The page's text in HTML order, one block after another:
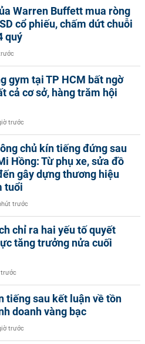
Warren Buffett mua ròng
cổ phiếu, chấm dứt chuỗi
quý
gym tại TP HCM bất ngờ
cả cơ sở, hàng trăm hội
trước
chủ kín tiếng đứng sau
Hồng: Từ phụ xe, sửa đồ
gây dựng thương hiệu
tuổi
trước
chỉ ra hai yếu tố quyết
tăng trưởng nửa cuối
trước
tiếng sau kết luận về tồn
doanh vàng bạc
trước